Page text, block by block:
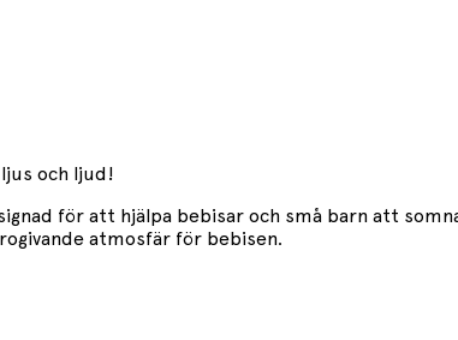
och ljud!
för att hjälpa bebisar och små barn att
atmosfär för bebisen.